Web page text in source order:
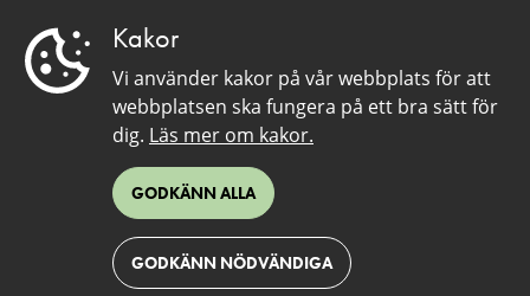
Kakor
Vi använder kakor på vår webbplats för att
webbplatsen ska fungera på ett bra sätt för
dig. Läs mer om kakor.
GODKÄNN ALLA
GODKÄNN NÖDVÄNDIGA